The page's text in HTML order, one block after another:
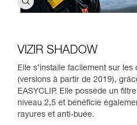
VIZIR SHADOW
Elle s’installe facilement sur les
(versions à partir de 2019),
EASYCLIP. Elle possède un
niveau 2,5 et bénéﬁcie
rayures et anti-buée.